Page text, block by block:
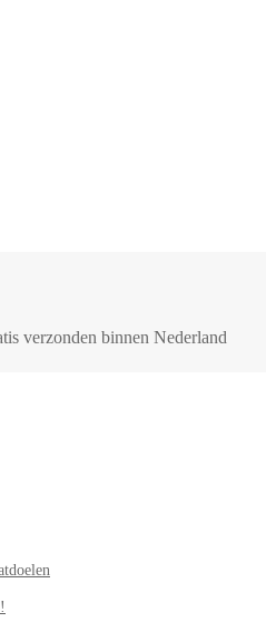
verzonden binnen Nederland